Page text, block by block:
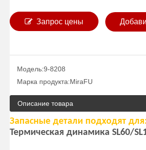
Запрос цены
Модель:9-8208
Марка продукта:MiraFU
Описание товара
Запасные детали подходят
Термическая динамика SL60/